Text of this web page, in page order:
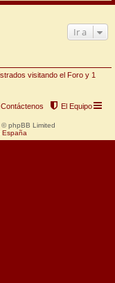
Ir a
visitando el Foro y 1
El Equipo
Contáctenos
phpBB Limited
España